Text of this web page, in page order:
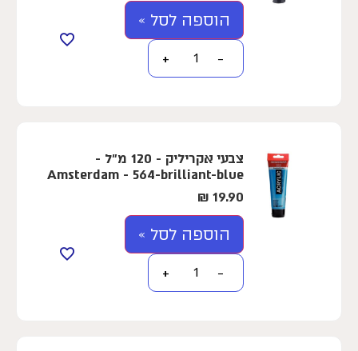
הוספה לסל »
−
+
צבעי אקריליק - 120 מ"ל -
Amsterdam - 564-brilliant-blue
19.90
₪
הוספה לסל »
−
+